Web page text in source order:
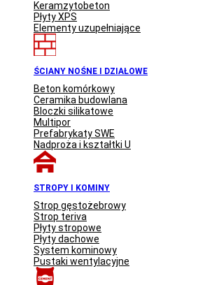
Keramzytobeton
Płyty XPS
Elementy uzupełniające
ŚCIANY NOŚNE I DZIAŁOWE
Beton komórkowy
Ceramika budowlana
Bloczki silikatowe
Multipor
Prefabrykaty SWE
Nadproża i kształtki U
STROPY I KOMINY
Strop gęstożebrowy
Strop teriva
Płyty stropowe
Płyty dachowe
System kominowy
Pustaki wentylacyjne